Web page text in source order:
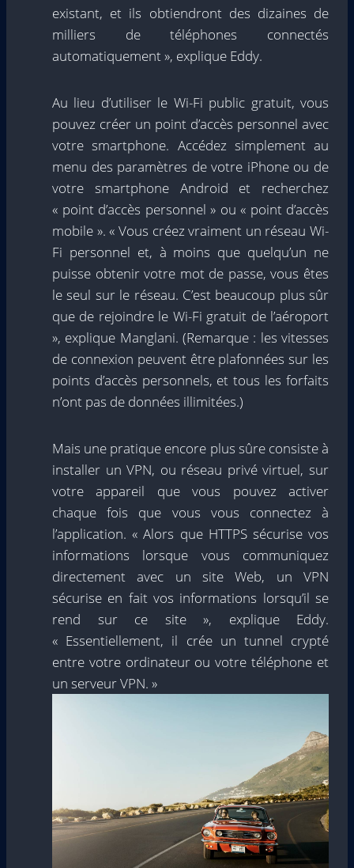
existant, et ils obtiendront des dizaines de
milliers de téléphones connectés
automatiquement », explique Eddy.
Au lieu d’utiliser le Wi-Fi public gratuit, vous
pouvez créer un point d’accès personnel avec
votre smartphone. Accédez simplement au
menu des paramètres de votre iPhone ou de
votre smartphone Android et recherchez
« point d’accès personnel » ou « point d’accès
mobile ». « Vous créez vraiment un réseau Wi-
Fi personnel et, à moins que quelqu’un ne
puisse obtenir votre mot de passe, vous êtes
le seul sur le réseau. C’est beaucoup plus sûr
que de rejoindre le Wi-Fi gratuit de l’aéroport
», explique Manglani. (Remarque : les vitesses
de connexion peuvent être plafonnées sur les
points d’accès personnels, et tous les forfaits
n’ont pas de données illimitées.)
Mais une pratique encore plus sûre consiste à
installer un VPN, ou réseau privé virtuel, sur
votre appareil que vous pouvez activer
chaque fois que vous vous connectez à
l’application. « Alors que HTTPS sécurise vos
informations lorsque vous communiquez
directement avec un site Web, un VPN
sécurise en fait vos informations lorsqu’il se
rend sur ce site », explique Eddy.
« Essentiellement, il crée un tunnel crypté
entre votre ordinateur ou votre téléphone et
un serveur VPN. »